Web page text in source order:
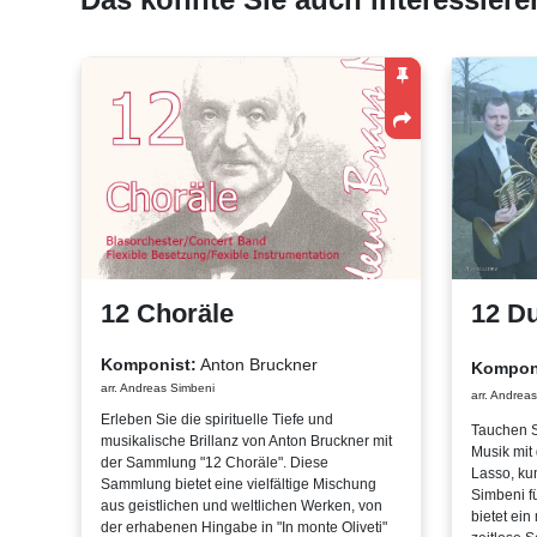
12 Choräle
Komponist: Anton Bruckner
arr. Andreas Simbeni
Erleben Sie die spirituelle Tiefe und
musikalische Brillanz von Anton Bruckner mit
der Sammlung "12 Choräle". Diese
Sammlung bietet eine vielfältige Mischung
aus geistlichen und weltlichen Werken, von
der erhabenen Hingabe in "In monte Oliveti"
12
arr.
Tauchen
Musik mit
Lasso,
Simbeni
bietet ein